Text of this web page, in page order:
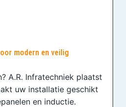
modern en veilig
A.R. Infratechniek plaatst
uw installatie geschikt
en inductie.